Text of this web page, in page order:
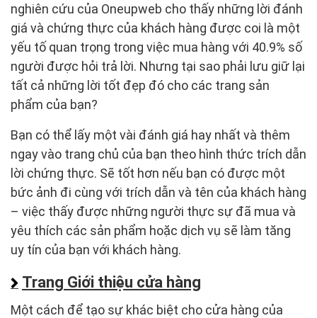
nghiên cứu của Oneupweb cho thấy những lời đánh
giá và chứng thực của khách hàng được coi là một
yếu tố quan trọng trong việc mua hàng với 40.9% số
người được hỏi trả lời. Nhưng tại sao phải lưu giữ lại
tất cả những lời tốt đẹp đó cho các trang sản
phẩm của bạn?
Bạn có thể lấy một vài đánh giá hay nhất và thêm
ngay vào trang chủ của bạn theo hình thức trích dẫn
lời chứng thực. Sẽ tốt hơn nếu bạn có được một
bức ảnh đi cùng với trích dẫn và tên của khách hàng
– việc thấy được những người thực sự đã mua và
yêu thích các sản phẩm hoặc dịch vụ sẽ làm tăng
uy tín của bạn với khách hàng.
Trang Giới thiệu cửa hàng
Một cách để tạo sự khác biệt cho cửa hàng của